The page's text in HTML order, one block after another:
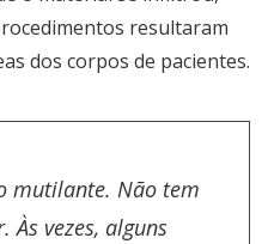
resultaram
dos corpos de pacientes.
mutilante. Não tem
vezes, alguns